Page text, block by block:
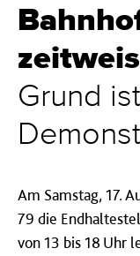
Grund
Am Samstag, 17.
79 die
von 13 bis 18 Uhr